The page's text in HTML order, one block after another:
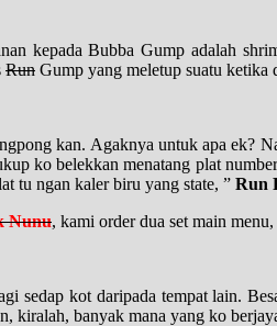
kepada Bubba Gump adalah
Run Gump yang meletup suatu ketika
kan. Agaknya untuk apa
ko belekkan menatang plat
tu ngan kaler biru yang state, ” Run
Nunu, kami order dua set main
sedap kot daripada tempat lain.
kiralah, banyak mana yang ko